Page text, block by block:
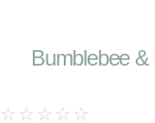
Bumblebee
☆ ☆ ☆ ☆ ☆